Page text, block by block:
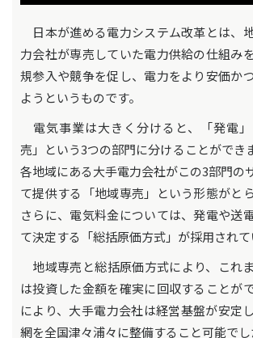
日本が進める電力システム改革とは、
力会社が専売していた電力供給の仕組み
規参入や競争を促し、電力をより安価か
ようというものです。
電気事業は大きく分けると、「発電
売」という3つの部門に分けることができ
各地域にある大手電力会社がこの3部門の
て提供する「地域専売」という形態がと
さらに、電気料金については、発電や送
て決定する「総括原価方式」が採用されて
地域専売と総括原価方式により、これ
は投資した金額を確実に回収することが
により、大手電力会社は経営基盤が安定
網を全国津々浦々に整備すること可能でし